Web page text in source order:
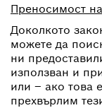
Преносимост
Доколкото
можете да
ни
използван и
или – ако това
прехвърлим